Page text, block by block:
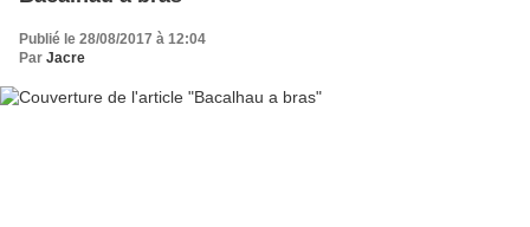
Publié le 28/08/2017 à 12:04
Par Jacre